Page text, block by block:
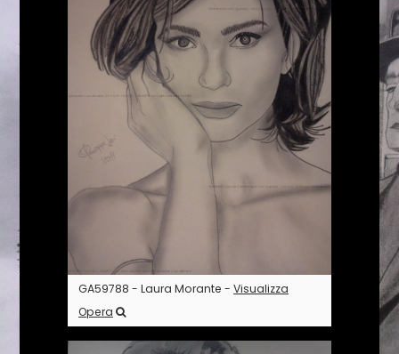
GA59788 - Laura Morante - Visualizza
Opera